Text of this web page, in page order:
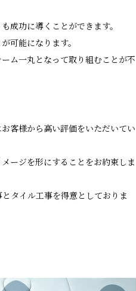
成功に導くことができます。
可能になります。
ム一丸となって取り組むことが不
客様から高い評価をいただいてい
ージを形にすることをお約束しま
タイル工事を得意としておりま